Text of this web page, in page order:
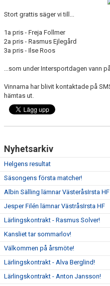
Stort grattis säger vi till...
1a pris - Freja Follmer
2a pris - Rasmus Ejlegård
3a pris - Ilse Roos
...som under Intersportdagen vann
Vinnarna har blivit kontaktade på
hämtas ut.
Nyhetsarkiv
Helgens resultat
Säsongens första matcher!
Albin Sälling lämnar VästeråsIrsta HF
Jesper Filén lämnar VästråsIrsta HF
Lärlingskontrakt - Rasmus Solver!
Kansliet tar sommarlov!
Välkommen på årsmöte!
Lärlingskontrakt - Alva Berglind!
Lärlingskontrakt - Anton Jansson!